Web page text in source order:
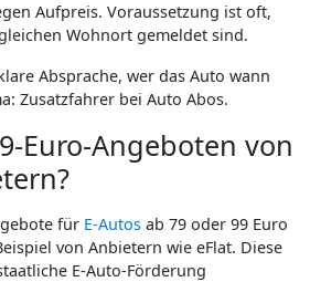
Aufpreis. Voraussetzung ist oft,
Wohnort gemeldet sind.
Absprache, wer das Auto wann
Zusatzfahrer bei Auto Abos.
Euro-Angeboten von
für E-Autos ab 79 oder 99 Euro
von Anbietern wie eFlat. Diese
E-Auto-Förderung